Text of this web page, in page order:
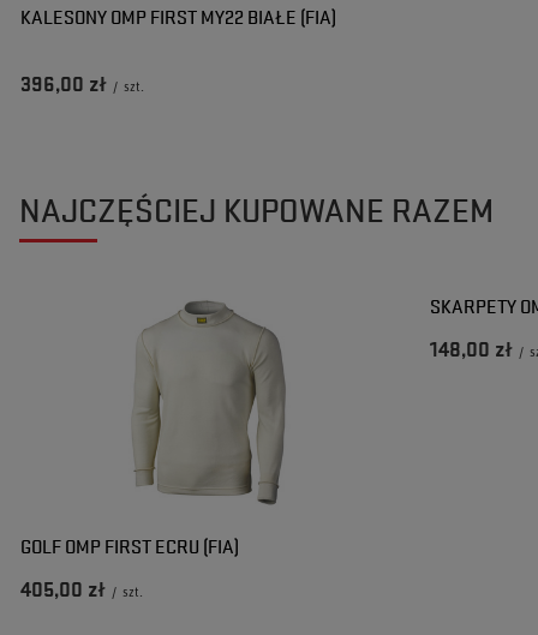
KALESONY OMP FIRST MY22 BIAŁE (FIA)
396,00 zł / szt.
NAJCZĘŚCIEJ KUPOWANE RAZEM
GOLF OMP FIRST ECRU (FIA)
405,00 zł / szt.
SKARPETY
148,00 zł /